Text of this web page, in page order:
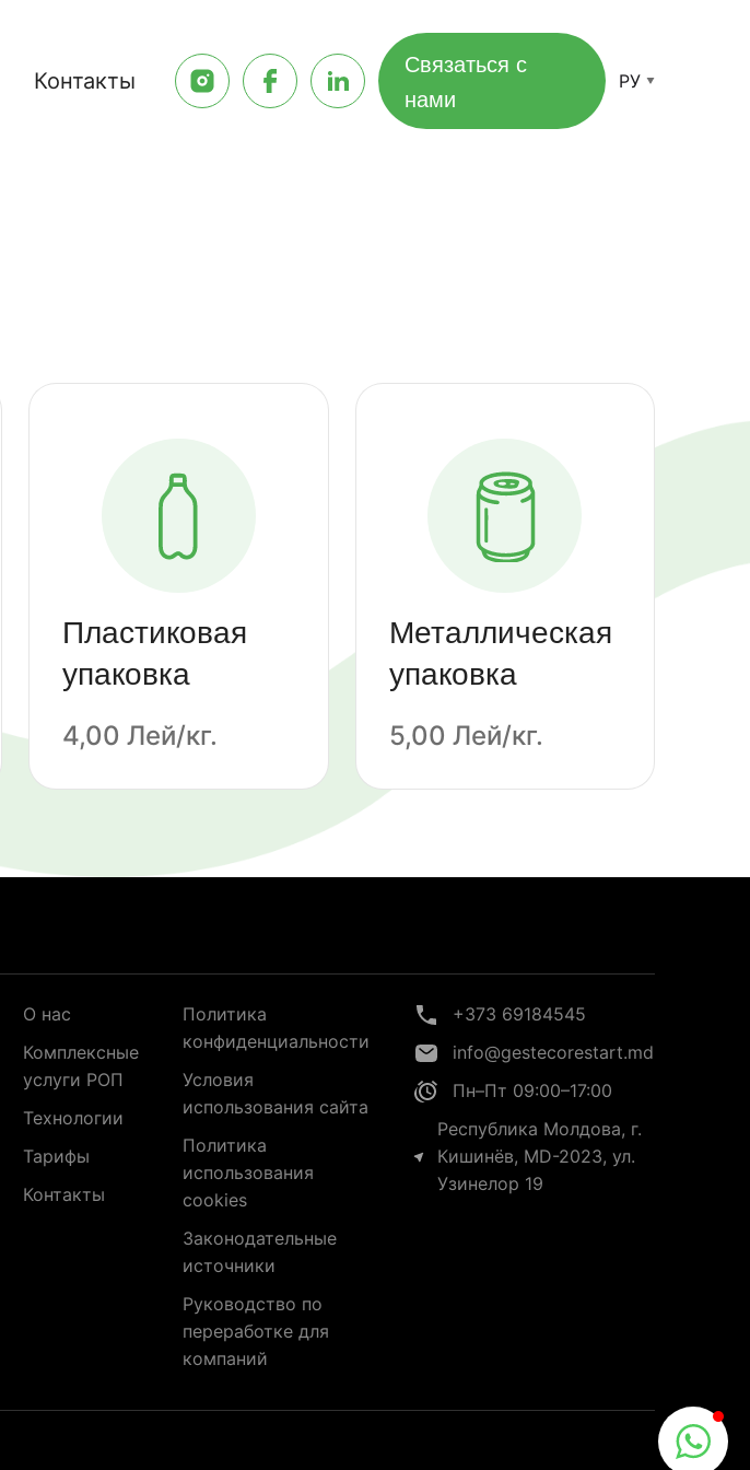
Контакты
Связаться с
нами
РУ
Пластиковая
упаковка
4,00 Лей/кг.
Металлическая
упаковка
5,00 Лей/кг.
О нас
Комплексные
услуги РОП
Технологии
Тарифы
Контакты
Политика
конфиденциальности
Условия
использования сайта
Политика
использования
cookies
Законодательные
источники
Руководство по
переработке для
компаний
+373 69184545
info@gestecorestart.md
Пн–Пт 09:00–17:00
Республика Молдова, г.
Кишинёв, MD-2023, ул.
Узинелор 19